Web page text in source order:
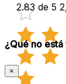
2.83 de 5
¿Qué no
×